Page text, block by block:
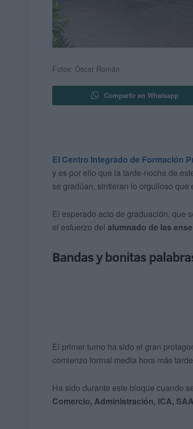
Fotos: Óscar Román
Compartir en Whatsapp
El Centro Integrado de Formación
y es por ello que la tarde-noche de
se gradúan, sintieran lo orgulloso
El esperado acto de graduación, que
el esfuerzo del alumnado de las
Bandas y bonitas
El primer turno ha sido el gran
comienzo formal media hora más
Ha sido durante este bloque cuando
Comercio, Administración, ICA,